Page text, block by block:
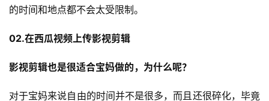
的时间和地点都不会太受限制。
02.在西瓜视频上传影视剪辑
影视剪辑也是很适合宝妈做的，为什么呢？
对于宝妈来说自由的时间并不是很多，而且还很碎化，毕竟